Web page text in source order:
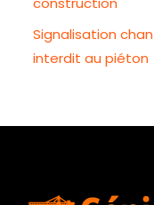
Signalisation
interdit au piéton